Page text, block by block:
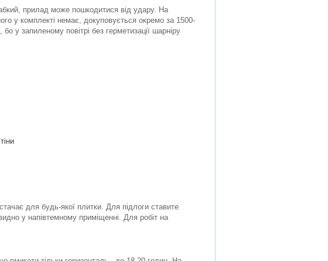
прилад може пошкодитися від удару. На
у комплекті немає, докуповується окремо за 1500-
у запиленому повітрі без герметизації шарніру
для будь-якої плитки. Для підлоги ставите
у напівтемному приміщенні. Для робіт на